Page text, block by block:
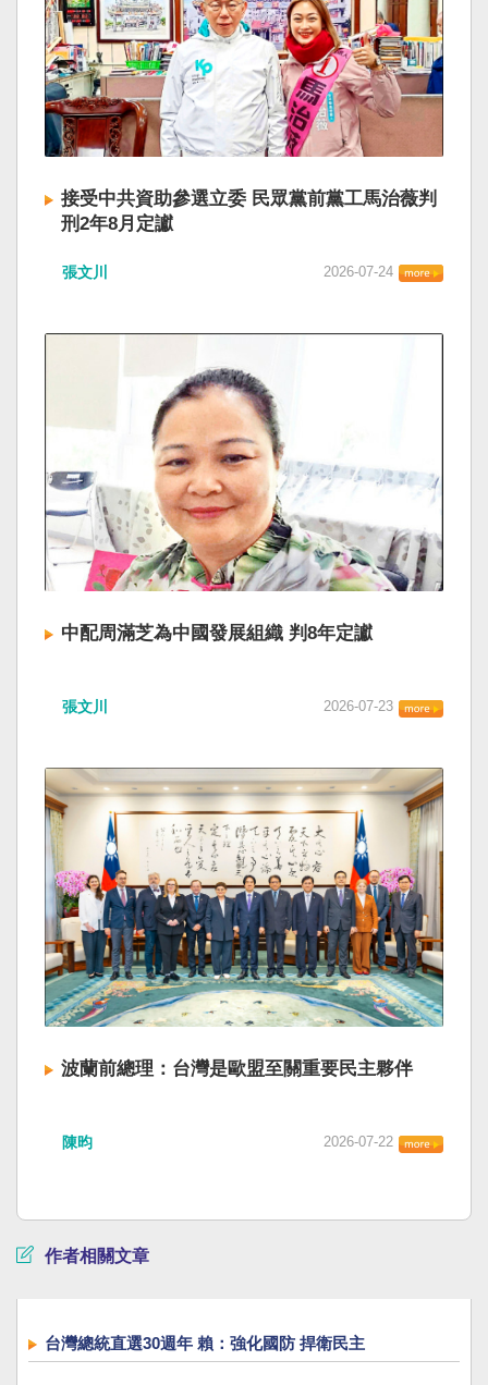
接受中共資助參選立委 民眾黨前黨工馬治薇判
刑2年8月定讞
張文川 2026-07-24
中配周滿芝為中國發展組織 判8年定讞
張文川 2026-07-23
波蘭前總理：台灣是歐盟至關重要民主夥伴
陳昀 2026-07-22
作者相關文章
台灣總統直選30週年 賴：強化國防 捍衛民主